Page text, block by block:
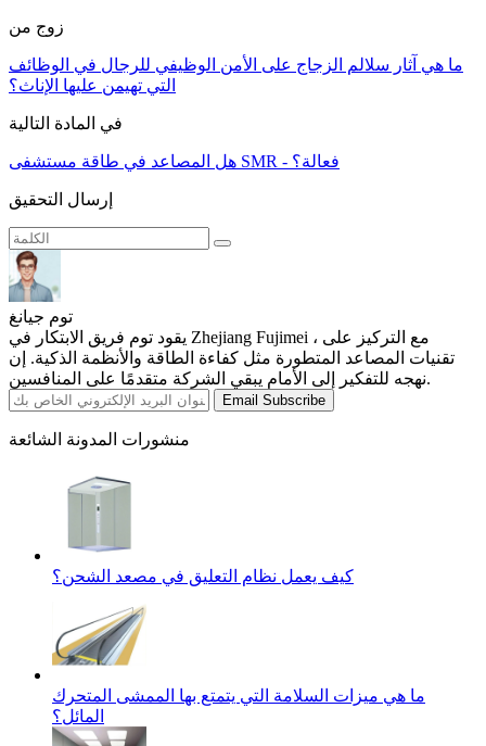
زوج من
ما هي آثار سلالم الزجاج على الأمن الوظيفي للرجال في الوظائف
التي تهيمن عليها الإناث؟
في المادة التالية
هل المصاعد في طاقة مستشفى SMR - فعالة؟
إرسال التحقيق
توم جيانغ
يقود توم فريق الابتكار في Zhejiang Fujimei ، مع التركيز على
تقنيات المصاعد المتطورة مثل كفاءة الطاقة والأنظمة الذكية. إن
نهجه للتفكير إلى الأمام يبقي الشركة متقدمًا على المنافسين.
Email Subscribe
منشورات المدونة الشائعة
كيف يعمل نظام التعليق في مصعد الشحن؟
ما هي ميزات السلامة التي يتمتع بها الممشى المتحرك
المائل؟